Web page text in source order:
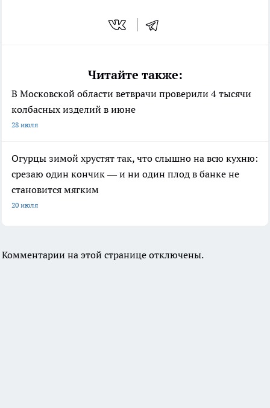
Читайте также:
В Московской области ветврачи проверили 4 тысячи
колбасных изделий в июне
28 июля
Огурцы зимой хрустят так, что слышно на всю кухню:
срезаю один кончик — и ни один плод в банке не
становится мягким
20 июля
Комментарии на этой странице отключены.